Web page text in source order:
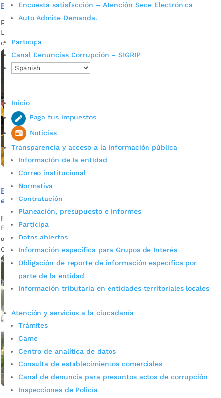
Encuesta satisfacción – Atención Sede Electrónica
Auto Admite Demanda.
Participa
Canal Denuncias Corrupción – SIGRIP
Inicio
Paga tus impuestos
Noticias
Transparencia y acceso a la información pública
Información de la entidad
Correo institucional
Normativa
Contratación
Planeación, presupuesto e informes
Participa
Datos abiertos
Información específica para Grupos de Interés
Obligación de reporte de información específica por
parte de la entidad
Información tributaria en entidades territoriales locales
Atención y servicios a la ciudadanía
Trámites
Came
Centro de analítica de datos
Consulta de establecimientos comerciales
Canal de denuncia para presuntos actos de corrupción
Inspecciones de Policía
Predial 2026
por admin_prensa |Ene 13, 2026
La Alcaldía de Bucaramanga informa que ya se encuentran
disponibles los recibos de Impuesto Predial Unificado 2026.
Plan Retorno: se realizó control migratorio y de seguridad
en la vía Cúcuta – Bucaramanga
por admin_prensa Ene 13, 2026
En el marco del Plan Retorno, este 12 de diciembre, las
autoridades realizaron un operativo de control en la vía
Cúcuta – Bucaramanga (km 8).